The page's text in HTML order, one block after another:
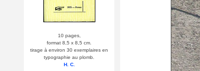
10 pages,
format 8,5 x 8,5 cm.
tirage à environ 30 exemplaires en
typographie au plomb.
H. C.